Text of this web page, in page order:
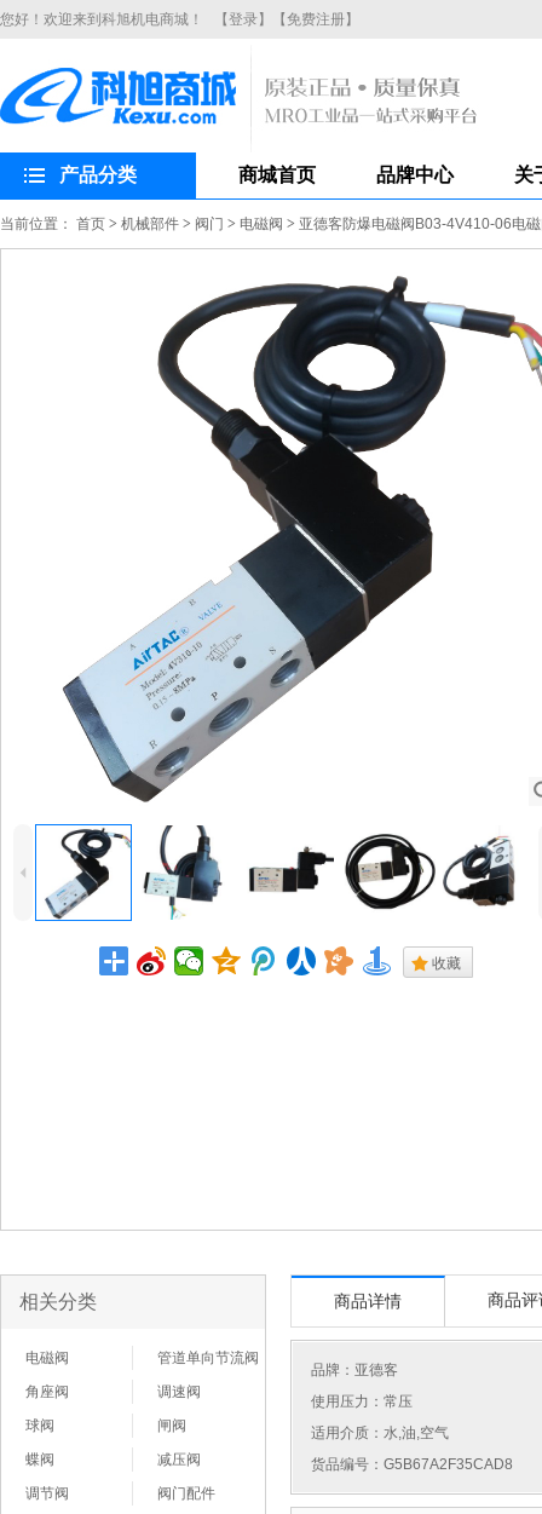
您好！欢迎来到科旭机电商城！ 【登录】 【免费注册】
产品分类 商城首页 品牌中心 关
当前位置： 首页 > 机械部件 > 阀门 > 电磁阀 > 亚德客防爆电磁阀B03-4V410-06电
4
. 收藏
相关分类
电磁阀
管道单向节流阀
角座阀
调速阀
球阀
闸阀
蝶阀
减压阀
调节阀
阀门配件
商品详情 商品评
品牌： 亚德客
使用压力：常压
适用介质：水,油,空气
货品编号：G5B67A2F35CAD8